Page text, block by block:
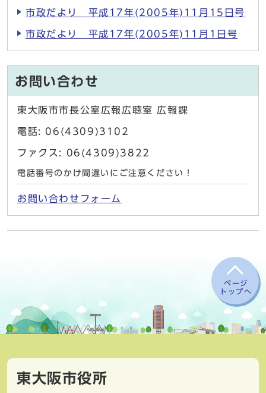
市政だより 平成17年(2005年)11月15日号
市政だより 平成17年(2005年)11月1日号
お問い合わせ
東大阪市市長公室広報広聴室 広報課
電話: 06(4309)3102
ファクス: 06(4309)3822
電話番号のかけ間違いにご注意ください！
お問い合わせフォーム
ページ
トップへ
東大阪市役所